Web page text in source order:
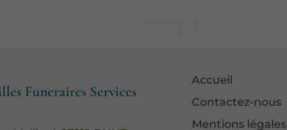
Funeraires Services
Accueil
Contactez-nous
Mentions légales